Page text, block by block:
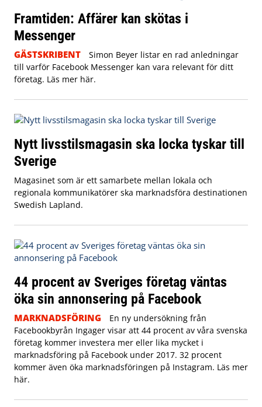
Framtiden: Affärer kan skötas i
Messenger
GÄSTSKRIBENT
Simon Beyer listar en rad anledningar
till varför Facebook Messenger kan vara relevant för ditt
företag. Läs mer här.
Nytt livsstilsmagasin ska locka tyskar till
Sverige
Magasinet som är ett samarbete mellan lokala och
regionala kommunikatörer ska marknadsföra destinationen
Swedish Lapland.
44 procent av Sveriges företag väntas
öka sin annonsering på Facebook
MARKNADSFÖRING
En ny undersökning från
Facebookbyrån Ingager visar att 44 procent av våra svenska
företag kommer investera mer eller lika mycket i
marknadsföring på Facebook under 2017. 32 procent
kommer även öka marknadsföringen på Instagram. Läs mer
här.